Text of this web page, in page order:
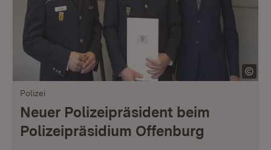
Polizei
Neuer Polizeipräsident beim
Polizeipräsidium Offenburg